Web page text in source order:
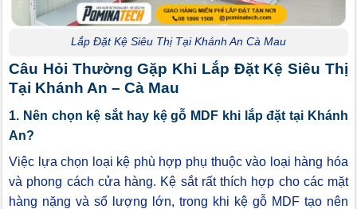
Lắp Đặt Kệ Siêu Thị Tại Khánh An Cà Mau
Câu Hỏi Thường Gặp Khi Lắp Đặt Kệ Siêu Thị
Tại Khánh An – Cà Mau
1. Nên chọn kệ sắt hay kệ gỗ MDF khi lắp đặt tại Khánh
An?
Việc lựa chọn loại kệ phù hợp phụ thuộc vào loại hàng hóa
và phong cách cửa hàng. Kệ sắt rất thích hợp cho các mặt
hàng nặng và số lượng lớn, trong khi kệ gỗ MDF tạo nên